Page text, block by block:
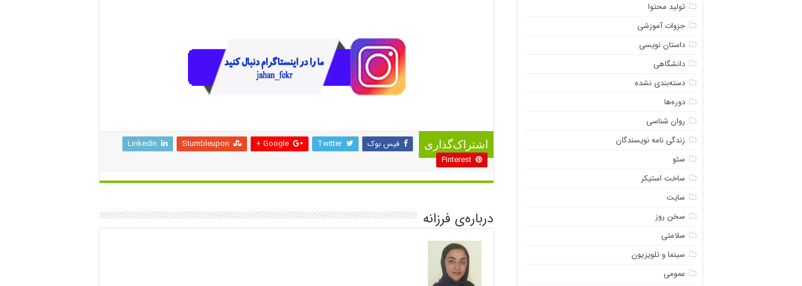
اشتراک‌گذاری فیس بوک Twitter
Google +
Stumbleupon
LinkedIn
Pinterest
درباره‌ی فرزانه
تولید محتوا
جزوات آموزشی
داستان نویسی
دانشگاهی
دسته‌بندی نشده
دوره‌ها
روان شناسی
زندگی نامه نویسندگان
سئو
ساخت استیکر
سایت
سخن روز
سلامتی
سینما و تلویزیون
عمومی